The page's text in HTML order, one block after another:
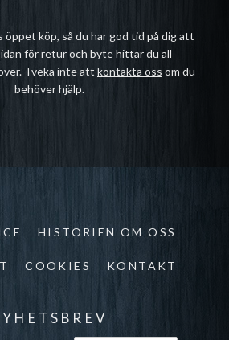
öppet köp, så du har god tid på dig att
förretur och bytehittar du all
Tveka inte att kontakta oss om du
behöver hjälp.
HISTORIEN OM OSS
COOKIES KONTAKT